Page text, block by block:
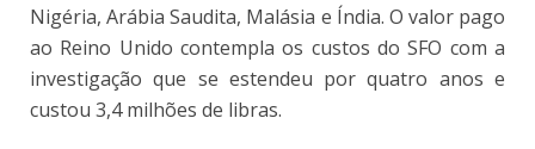
Nigéria, Arábia Saudita, Malásia e Índia. O valor pago
ao Reino Unido contempla os custos do SFO com a
investigação que se estendeu por quatro anos e
custou 3,4 milhões de libras.